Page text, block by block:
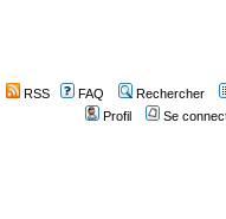
RSS FAQ
Rechercher
Profil
Se